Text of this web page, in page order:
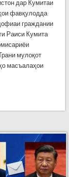
дар Кумитаи
фавқулодда
граждании
Раиси Кумита
мулоқот
масъалаҳои
дар